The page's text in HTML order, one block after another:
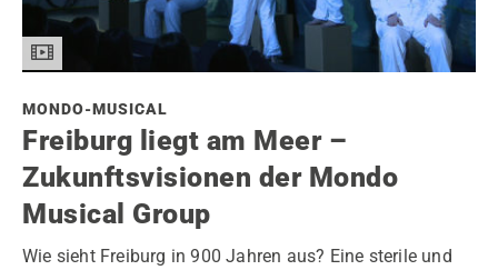
MONDO-MUSICAL
Freiburg liegt am Meer –
Zukunftsvisionen der Mondo
Musical Group
Wie sieht Freiburg in 900 Jahren aus? Eine sterile und